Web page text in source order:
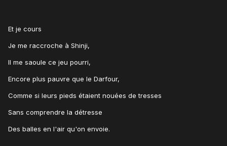
Et je cours
Je me raccroche à Shinji,
Il me saoule ce jeu pourri,
Encore plus pauvre que le Darfour,
Comme si leurs pieds étaient nouées de tresses
Sans comprendre la détresse
Des balles en l'air qu'on envoie.